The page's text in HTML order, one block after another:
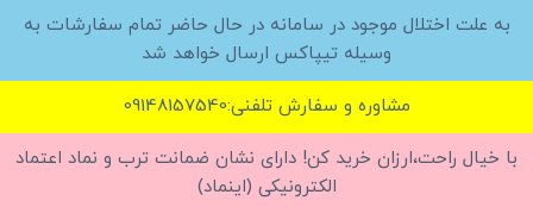
به علت اختلال موجود در سامانه در حال حاضر تمام سفارشات به
وسیله تیپاکس ارسال خواهد شد
مشاوره و سفارش تلفنی:09148157540
با خیال راحت،ارزان خرید کن! دارای نشان ضمانت ترب و نماد اعتماد
الکترونیکی (اینماد)